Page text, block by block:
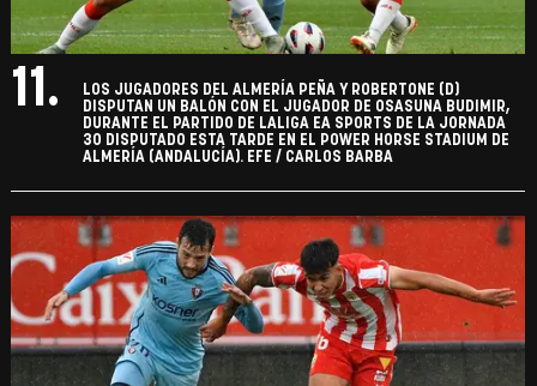
11.
LOS JUGADORES DEL ALMERÍA PEÑA Y ROBERTONE (D)
DISPUTAN UN BALÓN CON EL JUGADOR DE OSASUNA BUDIMIR,
DURANTE EL PARTIDO DE LALIGA EA SPORTS DE LA JORNADA
30 DISPUTADO ESTA TARDE EN EL POWER HORSE STADIUM DE
ALMERÍA (ANDALUCÍA). EFE / CARLOS BARBA